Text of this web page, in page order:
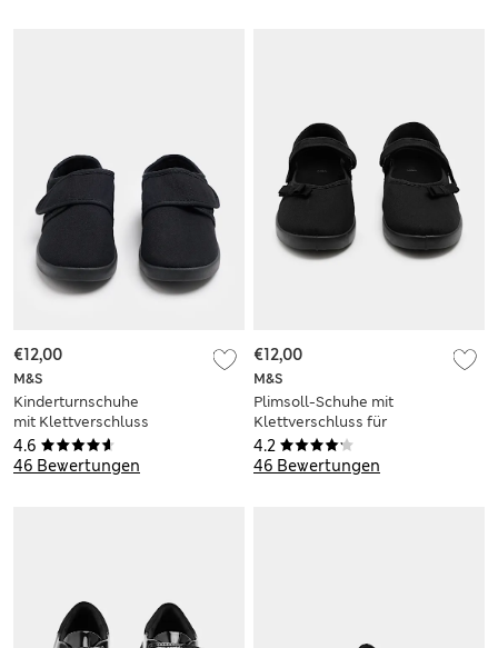
4.6
46 Bewertungen
M&S
Kinderturnschuhe
mit Klettverschluss
(24–37)
€12,00
4.2
46 Bewertungen
M&S
Plimsoll-Schuhe mit
Klettverschluss für
Kinder (24–37)
€12,00